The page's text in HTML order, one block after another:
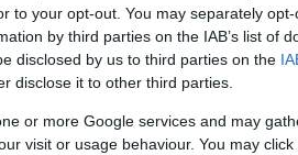
to your opt-out. You may separately
by third parties on the IAB’s list of
disclosed by us to third parties on the
disclose it to other third parties.
or more Google services and may
visit or usage behaviour. You may
Webb-űrteleszkópjának
az űrteleszkóp